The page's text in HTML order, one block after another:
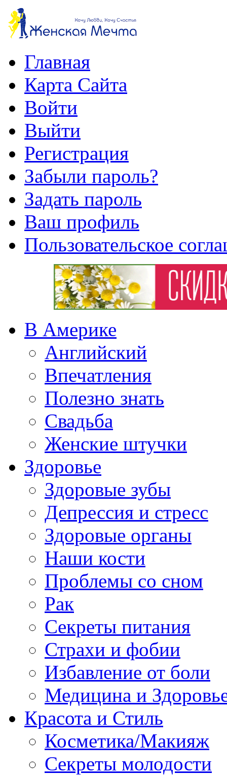
Главная
Карта Сайта
Войти
Выйти
Регистрация
Забыли пароль?
Задать пароль
Ваш профиль
Пользовательское
В Америке
Английский
Впечатления
Полезно знать
Свадьба
Женские штучки
Здоровье
Здоровые зубы
Депрессия и стресс
Здоровые органы
Наши кости
Проблемы со сном
Рак
Секреты питания
Страхи и фобии
Избавление от боли
Медицина и
Красота и Стиль
Косметика/Макияж
Секреты молодости